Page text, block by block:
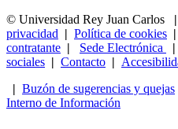
© Universidad Rey Juan Carlos
|
privacidad | Política de cookies |
contratante | Sede Electrónica |
sociales | Contacto |
| Buzón de sugerencias y quejas
Interno de Información